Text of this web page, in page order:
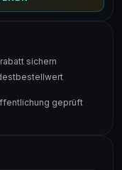
sichern
geprüft